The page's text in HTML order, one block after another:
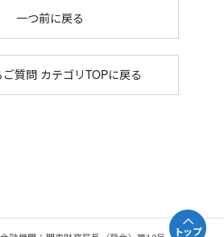
一つ前に戻る
ご質問 カテゴリTOPに戻る
トップ